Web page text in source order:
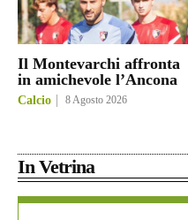
Il Montevarchi affronta
in amichevole l’Ancona
Calcio 8 Agosto 2026
In Vetrina